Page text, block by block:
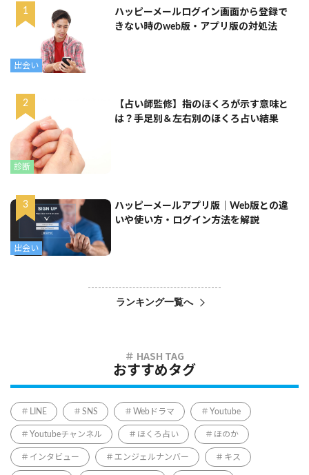
出会い
ハッピーメールログイン画面から登録で
きない時のweb版・アプリ版の対処法
診断
【占い師監修】指のほくろが示す意味と
は？手足別＆左右別のほくろ占い結果
出会い
ハッピーメールアプリ版｜Web版との違
いや使い方・ログイン方法を解説
ランキング一覧へ
おすすめタグ
LINE SNS Webドラマ Youtube
Youtubeチャンネル ほくろ占い ほのか
インタビュー エンジェルナンバー キス